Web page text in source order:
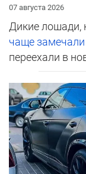
07 августа 2026
Дикие лошади,
чаще замечали
переехали в